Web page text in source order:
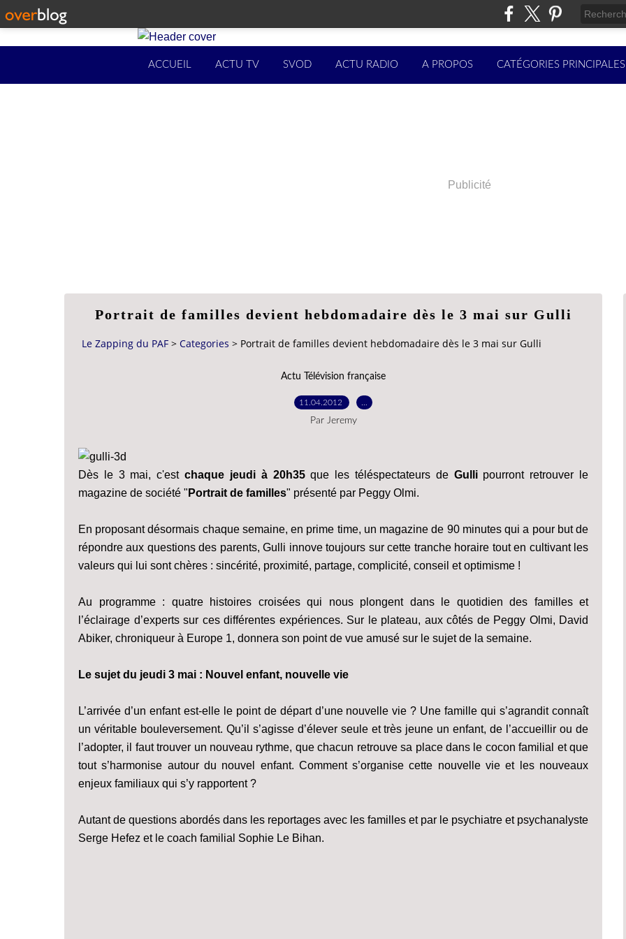
ACCUEIL ACTU TV SVOD ACTU RADIO A PROPOS CATÉGORIES PRINCIPALES
Publicité
Portrait de familles devient hebdomadaire dès le 3 mai sur Gulli
Le Zapping du PAF > Categories > Portrait de familles devient hebdomadaire dès le 3 mai sur Gulli
Actu Télévision française
11.04.2012
Par Jeremy
Dès le 3 mai, c'estchaque jeudi à 20h35que les téléspectateurs de Gullipourront retrouver le
magazine de société " Portrait de familles" présenté par Peggy Olmi.
En proposant désormais chaque semaine, en prime time, un magazine de 90 minutes qui a pour but de
répondre aux questions des parents, Gulli innove toujours sur cette tranche horaire tout en cultivant les
valeurs qui lui sont chères : sincérité, proximité, partage, complicité, conseil et optimisme !
Au programme : quatre histoires croisées qui nous plongent dans le quotidien des familles et
l’éclairage d’experts sur ces différentes expériences. Sur le plateau, aux côtés de Peggy Olmi, David
Abiker, chroniqueur à Europe 1, donnera son point de vue amusé sur le sujet de la semaine.
Le sujet du jeudi 3 mai : Nouvel enfant, nouvelle vie
L’arrivée d’un enfant est-elle le point de départ d’une nouvelle vie ? Une famille qui s’agrandit connaît
un véritable bouleversement. Qu’il s’agisse d’élever seule et très jeune un enfant, de l’accueillir ou de
l’adopter, il faut trouver un nouveau rythme, que chacun retrouve sa place dans le cocon familial et que
tout s’harmonise autour du nouvel enfant. Comment s’organise cette nouvelle vie et les nouveaux
enjeux familiaux qui s’y rapportent ?
Autant de questions abordés dans les reportages avec les familles et par le psychiatre et psychanalyste
Serge Hefez et le coach familial Sophie Le Bihan.